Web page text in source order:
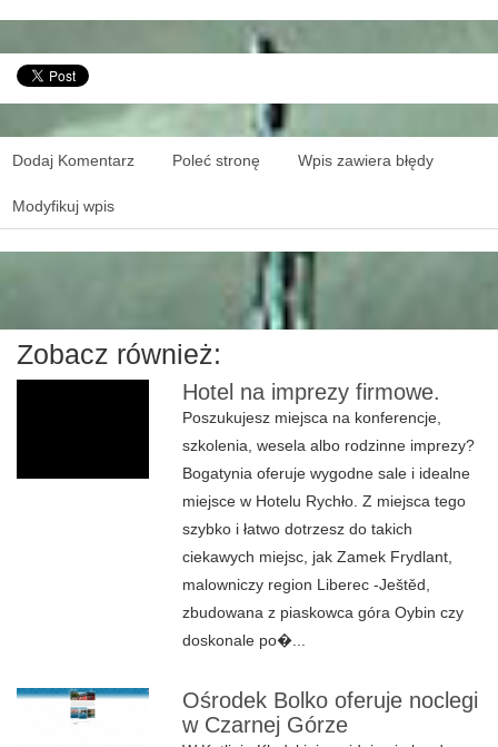
Dodaj Komentarz Poleć stronę Wpis zawiera błędy
Modyfikuj wpis
Zobacz również:
Hotel na imprezy firmowe.
Poszukujesz miejsca na konferencje,
szkolenia, wesela albo rodzinne imprezy?
Bogatynia oferuje wygodne sale i idealne
miejsce w Hotelu Rychło. Z miejsca tego
szybko i łatwo dotrzesz do takich
ciekawych miejsc, jak Zamek Frydlant,
malowniczy region Liberec -Ještěd,
zbudowana z piaskowca góra Oybin czy
doskonale po�...
Ośrodek Bolko oferuje noclegi
w Czarnej Górze